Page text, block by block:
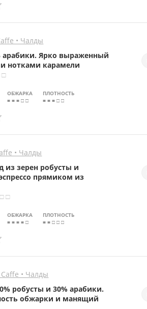
• Чалды
арабики. Ярко выраженный
нотками карамели
□
ОБЖАРКА
■ ■ ■ □ □
ПЛОТНОСТЬ
■ ■ ■ □ □
• Чалды
зерен робусты и
прямиком из
□
ОБЖАРКА
■ ■ ■ ■ □
ПЛОТНОСТЬ
■ ■ □ □ □
• Чалды
робусты и 30% арабики.
обжарки и манящий